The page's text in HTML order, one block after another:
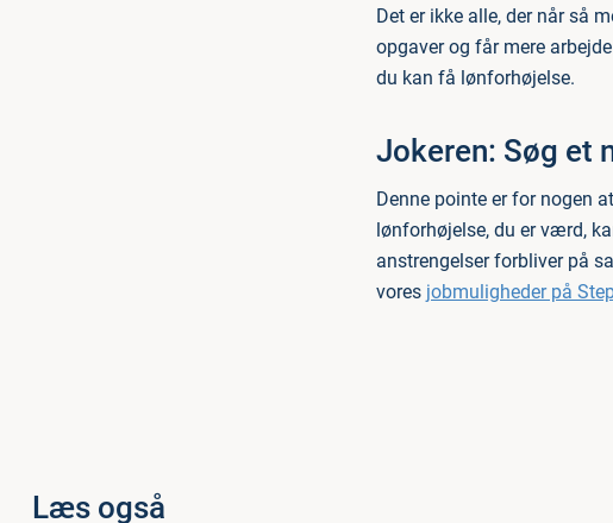
Det er ikke alle, der når så
opgaver og får mere
du kan få lønforhøjelse.
Jokeren: Søg et
Denne pointe er for nogen
lønforhøjelse, du er værd,
anstrengelser forbliver på
vores jobmuligheder på
Læs også